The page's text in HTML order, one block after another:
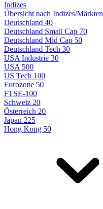
Indizes
Übersicht nach Indizes/Märkten
Deutschland 40
Deutschland Small Cap 70
Deutschland Mid Cap 50
Deutschland Tech 30
USA Industrie 30
USA 500
US Tech 100
Eurozone 50
FTSE-100
Schweiz 20
Österreich 20
Japan 225
Hong Kong 50